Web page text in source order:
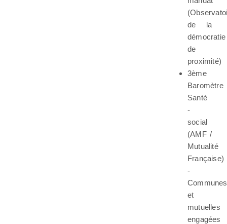
de la
démocratie
de
proximité)
3ème
Baromètre
Santé
-
social
(AMF /
Mutualité
Française)
-
Communes
et
mutuelles
engagées